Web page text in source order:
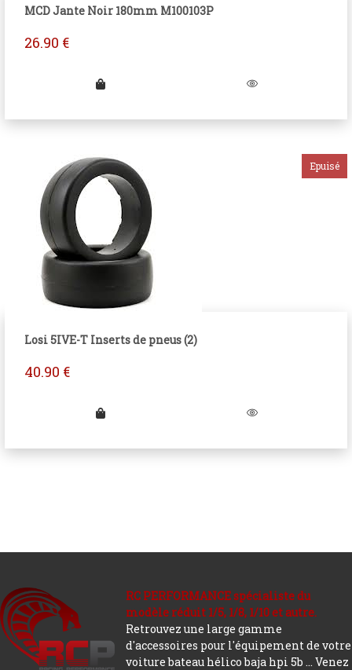
MCD Jante Noir 180mm M100103P
26.90 €
Losi 5IVE-T Inserts de pneus (2)
40.90 €
RC PERFORMANCE spécialiste du
modèle réduit 1/5, 1/8, 1/10 et autre.
Retrouvez une large gamme
d'accessoires pour l'équipement de votre
voiture bateau hélico baja hpi 5b ... Venez